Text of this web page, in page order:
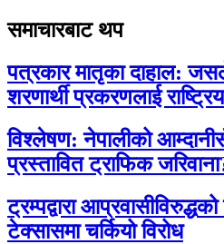
समाचारबाट थप
पत्रकार मातृका दाहाल:
शरणार्थी प्रकरणलाई
विश्लेषण: नेपालीको
प्रस्तावित ट्राफिक
ट्रम्पद्वारा
टेक्सासमा चर्कियो विरोध